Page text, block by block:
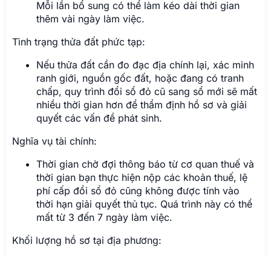
Mỗi lần bổ sung có thể làm kéo dài thời gian
thêm vài ngày làm việc.
Tình trạng thửa đất phức tạp:
Nếu thửa đất cần đo đạc địa chính lại, xác minh
ranh giới, nguồn gốc đất, hoặc đang có tranh
chấp, quy trình đổi sổ đỏ cũ sang sổ mới sẽ mất
nhiều thời gian hơn để thẩm định hồ sơ và giải
quyết các vấn đề phát sinh.
Nghĩa vụ tài chính:
Thời gian chờ đợi thông báo từ cơ quan thuế và
thời gian bạn thực hiện nộp các khoản thuế, lệ
phí cấp đổi sổ đỏ cũng không được tính vào
thời hạn giải quyết thủ tục. Quá trình này có thể
mất từ 3 đến 7 ngày làm việc.
Khối lượng hồ sơ tại địa phương: